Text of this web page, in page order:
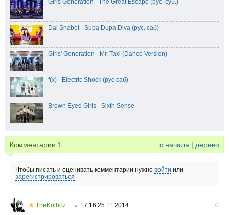
Dal Shabet - Supa Dupa Diva (рус. саб)
Girls' Generation - Mr. Taxi (Dance Version)
f(x) - Electric Shock (рус саб)
Brown Eyed Girls - Sixth Sense
Комментарии 1 с начала | дерево
Чтобы писать и оценивать комментарии нужно войти или
зарегистрироваться
★ TheKolhoz ○ 17:16 25.11.2014
0